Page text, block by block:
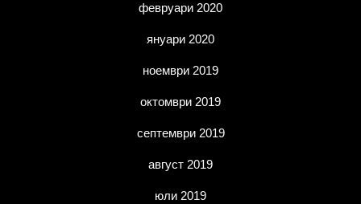
февруари 2020
януари 2020
ноември 2019
октомври 2019
септември 2019
август 2019
юли 2019